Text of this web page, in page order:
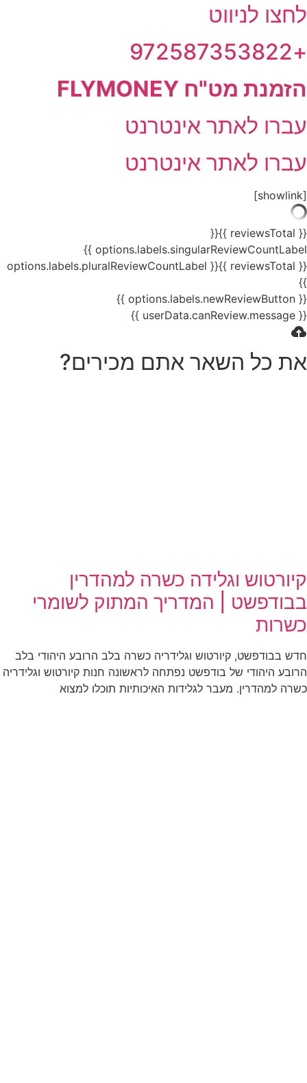
לחצו לניווט
+972587353822
הזמנת מט"ח FLYMONEY
עברו לאתר אינטרנט
עברו לאתר אינטרנט
[showlink]
{{ reviewsTotal }}
{{
options.labels.singularReviewCountLabel }}
{{ reviewsTotal }}
{{ options.labels.pluralReviewCountLabel
}}
{{ options.labels.newReviewButton }}
{{ userData.canReview.message }}
את כל השאר אתם מכירים?
קיורטוש וגלידה כשרה למהדרין
בבודפשט | המדריך המתוק לשומרי
כשרות
חדש בבודפשט, קיורטוש וגלידריה כשרה בלב הרובע היהודי בלב
הרובע היהודי של בודפשט נפתחה לראשונה חנות קיורטוש וגלידריה
כשרה למהדרין. מעבר לגלידות האיכותיות תוכלו למצוא